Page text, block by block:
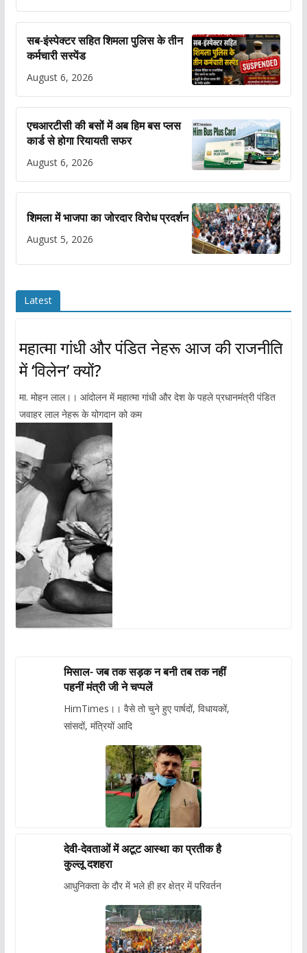
सब-इंस्पेक्टर सहित शिमला पुलिस के तीन
कर्मचारी सस्पेंड
August 6, 2026
एचआरटीसी की बसों में अब हिम बस प्लस
कार्ड से होगा रियायती सफर
August 6, 2026
शिमला में भाजपा का जोरदार विरोध प्रदर्शन
August 5, 2026
Latest
महात्मा गांधी और पंडित नेहरू आज की राजनीति
में ‘विलेन’ क्यों?
मा. मोहन लाल।। आंदोलन में महात्मा गांधी और देश के पहले प्रधानमंत्री पंडित
जवाहर लाल नेहरू के योगदान को कम
मिसाल- जब तक सड़क न बनी तब तक नहीं
पहनीं मंत्री जी ने चप्पलें
HimTimes।। वैसे तो चुने हुए पार्षदों, विधायकों,
सांसदों, मंत्रियों आदि
देवी-देवताओं में अटूट आस्था का प्रतीक है
कुल्लू दशहरा
आधुनिकता के दौर में भले ही हर क्षेत्र में परिवर्तन